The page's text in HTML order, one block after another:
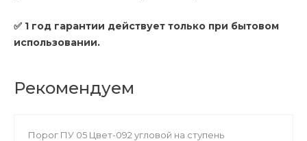
✅ 1 год гарантии действует только при бытовом
использовании.
Рекомендуем
Порог ПУ 05 Цвет-092 угловой на ступень